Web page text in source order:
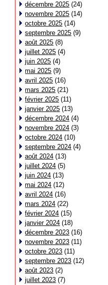
décembre 2025 (24)
novembre 2025 (14)
octobre 2025 (14)
septembre 2025 (9)
août 2025 (8)
juillet 2025 (4)
juin 2025 (4)
mai 2025 (9)
avril 2025 (16)
mars 2025 (21)
février 2025 (11)
janvier 2025 (13)
décembre 2024 (4)
novembre 2024 (3)
octobre 2024 (10)
septembre 2024 (4)
août 2024 (13)
juillet 2024 (5)
juin 2024 (13)
mai 2024 (12)
avril 2024 (16)
mars 2024 (22)
février 2024 (15)
janvier 2024 (18)
décembre 2023 (16)
novembre 2023 (11)
octobre 2023 (11)
septembre 2023 (12)
août 2023 (2)
juillet 2023 (7)